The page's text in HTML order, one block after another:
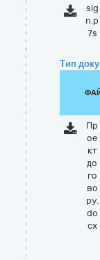
sig
n.p
7s
Тип
Пр
ое
кт
до
го
во
ру.
do
cx